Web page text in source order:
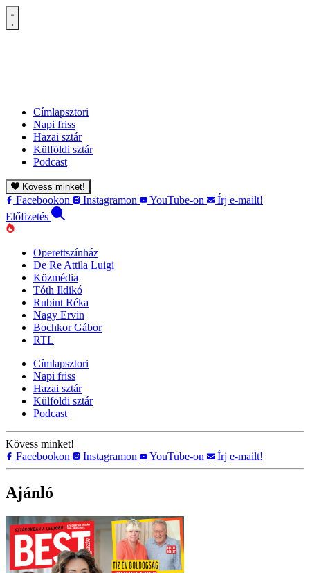
Címlapsztori
Napi friss
Hazai sztár
Külföldi sztár
Podcast
Kövess minket!
Facebookon Instagramon YouTube-on
Írj e-mailt!
Előfizetés
Operettszínház
De Re Attila Luigi
Közmédia
Tóth Ildikó
Rubint Réka
Nagy Ervin
Bochkor Gábor
RTL
Címlapsztori
Napi friss
Hazai sztár
Külföldi sztár
Podcast
Kövess minket!
Facebookon
Instagramon YouTube-on Írj e-mailt!
Ajánló